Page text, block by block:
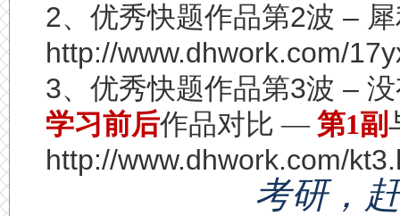
2、优秀快题作品第2波 –
http://www.dhwork.com/
3、优秀快题作品第3波 –
学习前后作品对比 —第1副
http://www.dhwork.com/
考研，